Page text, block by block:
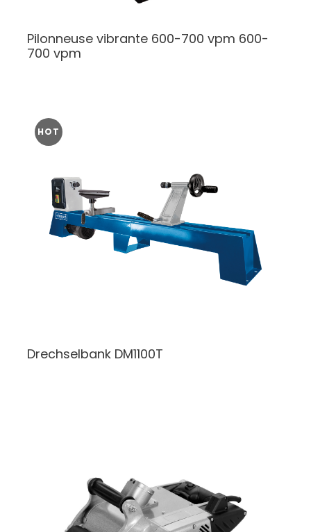
Pilonneuse vibrante 600-700 vpm 600-
700 vpm
HOT
Drechselbank DM1100T